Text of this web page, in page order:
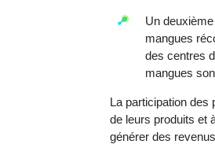
Un
mangues
des centres
mangues
La participation des
de leurs produits et
générer des